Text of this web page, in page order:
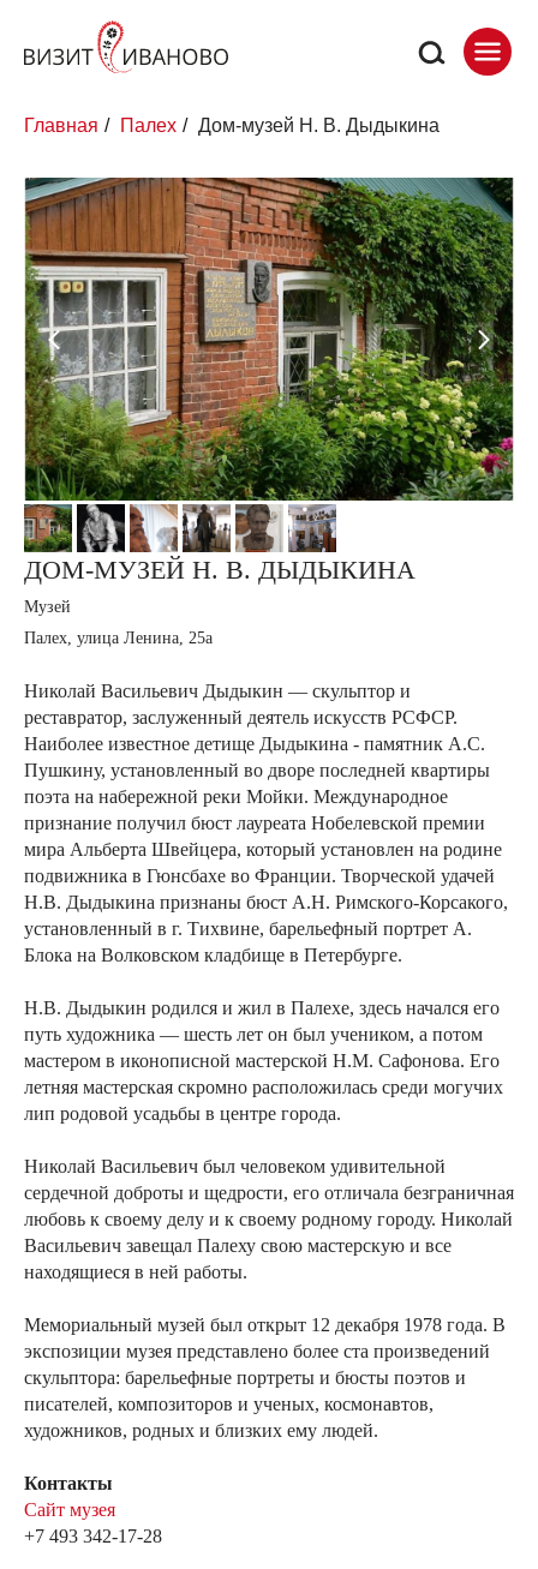
Главная / Палех / Дом-музей Н. В. Дыдыкина
ДОМ-МУЗЕЙ Н. В. ДЫДЫКИНА
Музей
Палех, улица Ленина, 25а
Николай Васильевич Дыдыкин — скульптор и
реставратор, заслуженный деятель искусств РСФСР.
Наиболее известное детище Дыдыкина - памятник А.С.
Пушкину, установленный во дворе последней квартиры
поэта на набережной реки Мойки. Международное
признание получил бюст лауреата Нобелевской премии
мира Альберта Швейцера, который установлен на родине
подвижника в Гюнсбахе во Франции. Творческой удачей
Н.В. Дыдыкина признаны бюст А.Н. Римского-Корсакого,
установленный в г. Тихвине, барельефный портрет А.
Блока на Волковском кладбище в Петербурге.
Н.В. Дыдыкин родился и жил в Палехе, здесь начался его
путь художника — шесть лет он был учеником, а потом
мастером в иконописной мастерской Н.М. Сафонова. Его
летняя мастерская скромно расположилась среди могучих
лип родовой усадьбы в центре города.
Николай Васильевич был человеком удивительной
сердечной доброты и щедрости, его отличала безграничная
любовь к своему делу и к своему родному городу. Николай
Васильевич завещал Палеху свою мастерскую и все
находящиеся в ней работы.
Мемориальный музей был открыт 12 декабря 1978 года. В
экспозиции музея представлено более ста произведений
скульптора: барельефные портреты и бюсты поэтов и
писателей, композиторов и ученых, космонавтов,
художников, родных и близких ему людей.
Контакты
Сайт музея
+7 493 342-17-28